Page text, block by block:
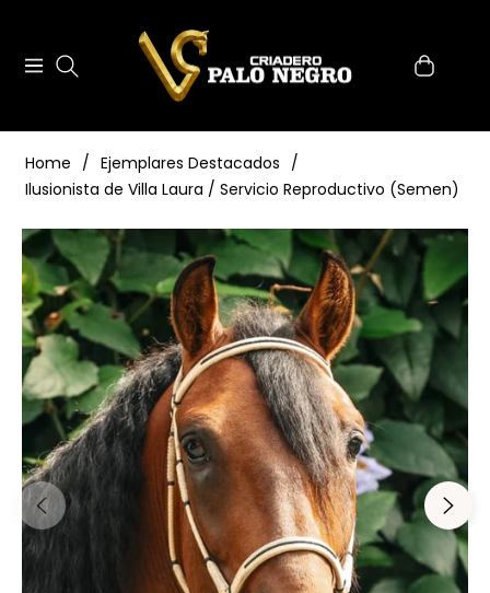
Navigation Carrito
Home / Ejemplares Destacados /
Ilusionista de Villa Laura / Servicio Reproductivo (Semen)